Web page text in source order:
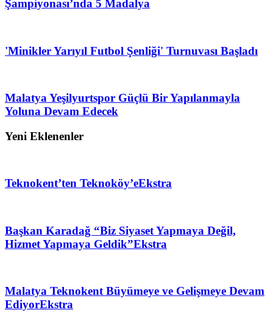
Şampiyonası’nda 5 Madalya
'Minikler Yarıyıl Futbol Şenliği' Turnuvası Başladı
Malatya Yeşilyurtspor Güçlü Bir Yapılanmayla
Yoluna Devam Edecek
Yeni Eklenenler
Teknokent’ten Teknoköy’eEkstra
Başkan Karadağ “Biz Siyaset Yapmaya Değil,
Hizmet Yapmaya Geldik”Ekstra
Malatya Teknokent Büyümeye ve Gelişmeye Devam
EdiyorEkstra